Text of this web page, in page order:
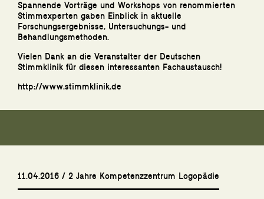
Spannende Vorträge und Workshops von renommierten
Stimmexperten gaben Einblick in aktuelle
Forschungsergebnisse, Untersuchungs- und
Behandlungsmethoden.
Vielen Dank an die Veranstalter der Deutschen
Stimmklinik für diesen interessanten Fachaustausch!
http://www.stimmklinik.de
11.04.2016 / 2 Jahre Kompetenzzentrum Logopädie